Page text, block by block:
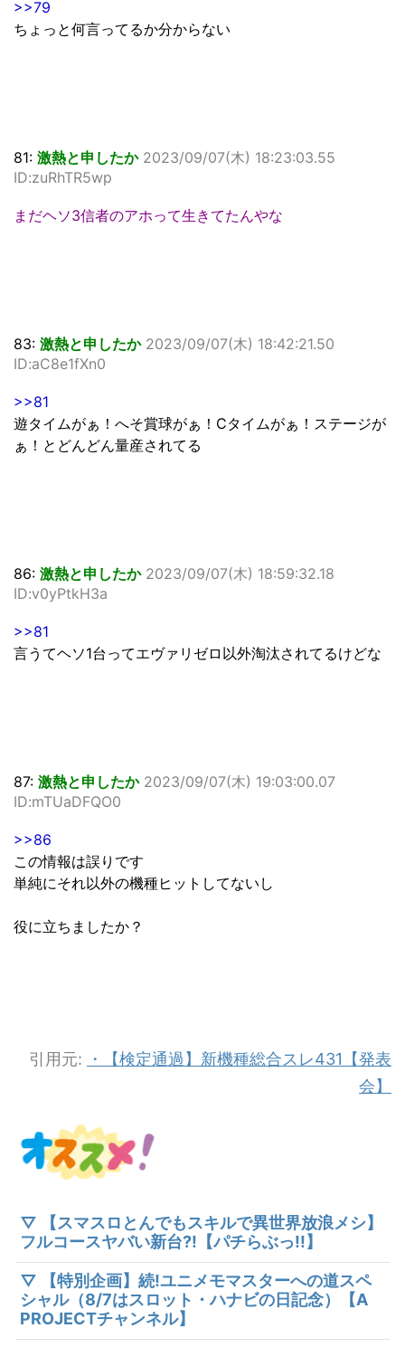
>>79
ちょっと何言ってるか分からない
81: 激熱と申したか 2023/09/07(木) 18:23:03.55
ID:zuRhTR5wp
まだヘソ3信者のアホって生きてたんやな
83: 激熱と申したか 2023/09/07(木) 18:42:21.50
ID:aC8e1fXn0
>>81
遊タイムがぁ！へそ賞球がぁ！Cタイムがぁ！ステージが
ぁ！とどんどん量産されてる
86: 激熱と申したか 2023/09/07(木) 18:59:32.18
ID:v0yPtkH3a
>>81
言うてヘソ1台ってエヴァリゼロ以外淘汰されてるけどな
87: 激熱と申したか 2023/09/07(木) 19:03:00.07
ID:mTUaDFQO0
>>86
この情報は誤りです
単純にそれ以外の機種ヒットしてないし
役に立ちましたか？
引用元:
・【検定通過】新機種総合スレ431【発表
会】
▽ 【スマスロとんでもスキルで異世界放浪メシ】
フルコースヤバい新台?!【パチらぶっ!!】
▽ 【特別企画】続!ユニメモマスターへの道スペ
シャル（8/7はスロット・ハナビの日記念）【A
PROJECTチャンネル】